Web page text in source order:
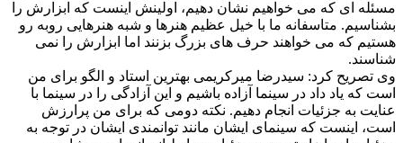
مسئله ای که می خواهیم نشان دهیم، اولینش اینست که ابزارش را
بشناسیم. متاسفانه ما با خیل عظیم هنرها و شبه هنرهایی روبه رو
هستیم که می خواهند حرف های بزرگ بزنند اما ابزارش را نمی
شناسند.
وی تصریح کرد: سیدرضا میرکریمی بهترین استاد و الگو برای من
است که یاد داد در سینما آزاده باشیم و این آزادگی را در سینما با
عنایت به جزئیات انجام دهیم. نکته دومی که برای من پرارزش
است، اینست که سینمای ایشان مانند توانمندی ایشان در توجه به